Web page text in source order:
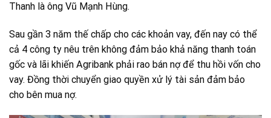
Thanh là ông Vũ Mạnh Hùng.
Sau gần 3 năm thế chấp cho các khoản vay, đến nay có thể
cả 4 công ty nêu trên không đảm bảo khả năng thanh toán
gốc và lãi khiến Agribank phải rao bán nợ để thu hồi vốn cho
vay. Đồng thời chuyển giao quyền xử lý tài sản đảm bảo
cho bên mua nợ.